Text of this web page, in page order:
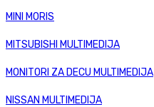
MINI MORIS
MITSUBISHI MULTIMEDIJA
MONITORI ZA DECU MULTIMEDIJA
NISSAN MULTIMEDIJA